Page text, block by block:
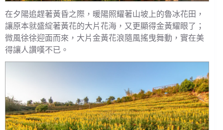
在夕陽追趕著黃昏之際，暖陽照耀著山坡上的魯冰花田，
讓原本就盛綻著黃花的大片花海，又更顯得金黃耀眼了；
微風徐徐迎面而來，大片金黃花浪隨風搖曳舞動，實在美
得讓人讚嘆不已。